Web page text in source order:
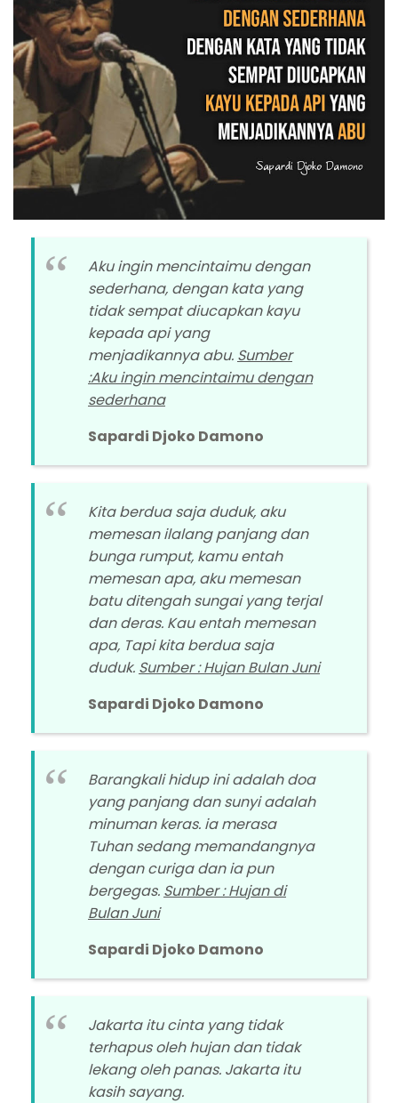
Aku ingin mencintaimu dengan
sederhana, dengan kata yang
tidak sempat diucapkan kayu
kepada api yang
menjadikannya abu. Sumber
:Aku ingin mencintaimu dengan
sederhana
Sapardi Djoko Damono
Kita berdua saja duduk, aku
memesan ilalang panjang dan
bunga rumput, kamu entah
memesan apa, aku memesan
batu ditengah sungai yang terjal
dan deras. Kau entah memesan
apa, Tapi kita berdua saja
duduk. Sumber : Hujan Bulan Juni
Sapardi Djoko Damono
Barangkali hidup ini adalah doa
yang panjang dan sunyi adalah
minuman keras. ia merasa
Tuhan sedang memandangnya
dengan curiga dan ia pun
bergegas. Sumber : Hujan di
Bulan Juni
Sapardi Djoko Damono
Jakarta itu cinta yang tidak
terhapus oleh hujan dan tidak
lekang oleh panas. Jakarta itu
kasih sayang.